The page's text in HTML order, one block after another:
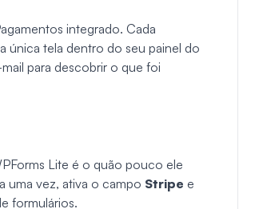
integrado. Cada
única tela dentro do seu painel do
para descobrir o que foi
Lite é o quão pouco ele
uma vez, ativa o campo Stripe e
formulários.